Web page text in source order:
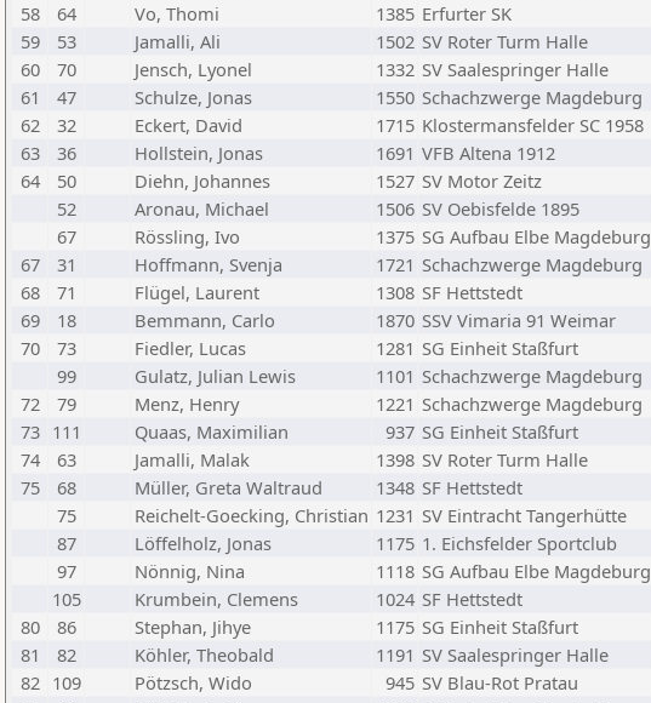
58
64 Vo, Thomi 1385 Erfurter SK
59
53 Jamalli, Ali 1502 SV Roter Turm Halle
60
70 Jensch, Lyonel 1332 SV Saalespringer Halle
61
47 Schulze, Jonas 1550 Schachzwerge Magdeburg
62
32 Eckert, David 1715 Klostermansfelder SC 1958
63
36 Hollstein, Jonas 1691 VFB Altena 1912
64
50 Diehn, Johannes 1527 SV Motor Zeitz
52
Aronau, Michael 1506 SV Oebisfelde 1895
67
Rössling, Ivo 1375 SG Aufbau Elbe Magdeburg
67
31 Hoffmann, Svenja 1721 Schachzwerge Magdeburg
68
71 Flügel, Laurent 1308 SF Hettstedt
69
18 Bemmann, Carlo 1870 SSV Vimaria 91 Weimar
70
73 Fiedler, Lucas 1281 SG Einheit Staßfurt
99
Gulatz, Julian Lewis 1101 Schachzwerge Magdeburg
72
79 Menz, Henry 1221 Schachzwerge Magdeburg
73 111 Quaas, Maximilian 937 SG Einheit Staßfurt
74
63 Jamalli, Malak 1398 SV Roter Turm Halle
75
68 Müller, Greta Waltraud 1348 SF Hettstedt
75
Reichelt-Goecking, Christian 1231 SV Eintracht Tangerhütte
87
Löffelholz, Jonas 1175 1. Eichsfelder Sportclub
97
Nönnig, Nina 1118 SG Aufbau Elbe Magdeburg
105
Krumbein, Clemens 1024 SF Hettstedt
80
86 Stephan, Jihye 1175 SG Einheit Staßfurt
81
82 Köhler, Theobald 1191 SV Saalespringer Halle
82 109 Pötzsch, Wido 945 SV Blau-Rot Pratau